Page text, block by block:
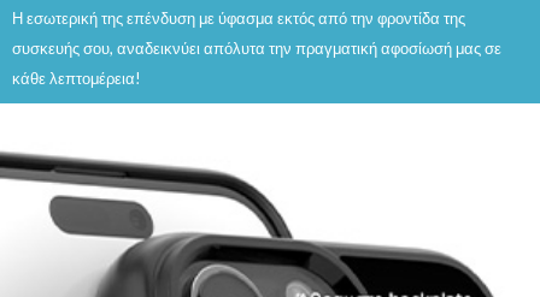
Η εσωτερική της επένδυση με ύφασμα εκτός από την φροντίδα της
συσκευής σου, αναδεικνύει απόλυτα την πραγματική αφοσίωσή μας σε
κάθε λεπτομέρεια!